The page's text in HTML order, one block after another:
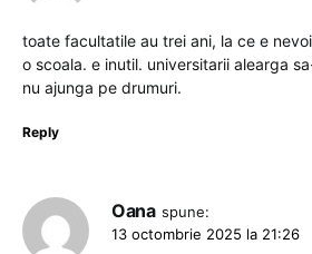
toate facultatile au trei ani, la ce e
o scoala. e inutil. universitarii alearga
nu ajunga pe drumuri.
Reply
Oana spune:
13 octombrie 2025 la 21:26